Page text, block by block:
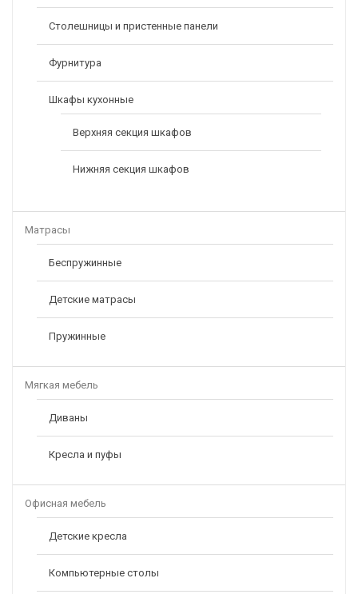
Столешницы и пристенные панели
Фурнитура
Шкафы кухонные
Верхняя секция шкафов
Нижняя секция шкафов
Матрасы
Беспружинные
Детские матрасы
Пружинные
Мягкая мебель
Диваны
Кресла и пуфы
Офисная мебель
Детские кресла
Компьютерные столы